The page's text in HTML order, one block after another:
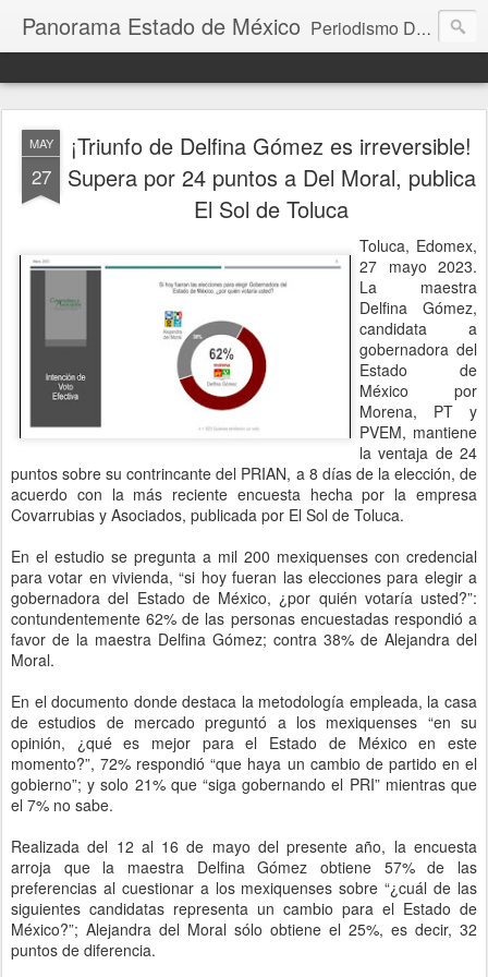
Panorama Estado de México Periodismo Digital
MAY
27
¡Triunfo de Delfina Gómez es irreversible!
Supera por 24 puntos a Del Moral, publica
El Sol de Toluca
Toluca, Edomex,
27 mayo 2023.
La maestra
Delfina Gómez,
candidata a
gobernadora del
Estado de
México por
Morena, PT y
PVEM, mantiene
la ventaja de 24
puntos sobre su contrincante del PRIAN, a 8 días de la elección, de
acuerdo con la más reciente encuesta hecha por la empresa
Covarrubias y Asociados, publicada por El Sol de Toluca.
En el estudio se pregunta a mil 200 mexiquenses con credencial
para votar en vivienda, “si hoy fueran las elecciones para elegir a
gobernadora del Estado de México, ¿por quién votaría usted?”:
contundentemente 62% de las personas encuestadas respondió a
favor de la maestra Delfina Gómez; contra 38% de Alejandra del
Moral.
En el documento donde destaca la metodología empleada, la casa
de estudios de mercado preguntó a los mexiquenses “en su
opinión, ¿qué es mejor para el Estado de México en este
momento?”, 72% respondió “que haya un cambio de partido en el
gobierno”; y solo 21% que “siga gobernando el PRI” mientras que
el 7% no sabe.
Realizada del 12 al 16 de mayo del presente año, la encuesta
arroja que la maestra Delfina Gómez obtiene 57% de las
preferencias al cuestionar a los mexiquenses sobre “¿cuál de las
siguientes candidatas representa un cambio para el Estado de
México?”; Alejandra del Moral sólo obtiene el 25%, es decir, 32
puntos de diferencia.